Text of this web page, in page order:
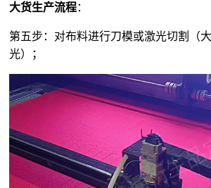
大货生产流程：
第五步：对布料进行刀模或激光切割（
光）；